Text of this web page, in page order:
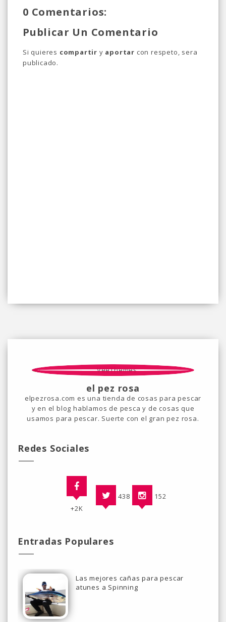
0 Comentarios:
Publicar Un Comentario
Si quieres compartir y aportar con respeto, sera
publicado.
el pez rosa
elpezrosa.com es una tienda de cosas para pescar
y en el blog hablamos de pesca y de cosas que
usamos para pescar. Suerte con el gran pez rosa.
Redes Sociales
+2K
438 152
Entradas Populares
Las mejores cañas para pescar
atunes a Spinning